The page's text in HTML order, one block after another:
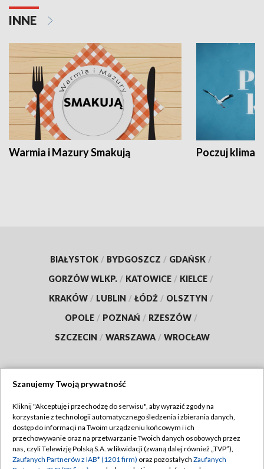
INNE
Warmia i Mazury Smakują Poczuj klimat
BIAŁYSTOK / BYDGOSZCZ / GDAŃSK /
GORZÓW WLKP. / KATOWICE / KIELCE /
KRAKÓW / LUBLIN / ŁÓDŹ / OLSZTYN /
OPOLE / POZNAŃ / RZESZÓW /
SZCZECIN / WARSZAWA / WROCŁAW
TVP
Abonament TVP
Emisja w TVP
Regulamin TVP
Polityka prywatności
Szanujemy Twoją prywatność
Kliknij "Akceptuję i przechodzę do serwisu", aby wyrazić zgody na
korzystanie z technologii automatycznego śledzenia i zbierania danych,
dostęp do informacji na Twoim urządzeniu końcowym i ich
przechowywanie oraz na przetwarzanie Twoich danych osobowych przez
nas, czyli Telewizję Polską S.A. w likwidacji (zwaną dalej również „TVP”),
Zaufanych Partnerów z IAB* (1201 firm) oraz pozostałych Zaufanych